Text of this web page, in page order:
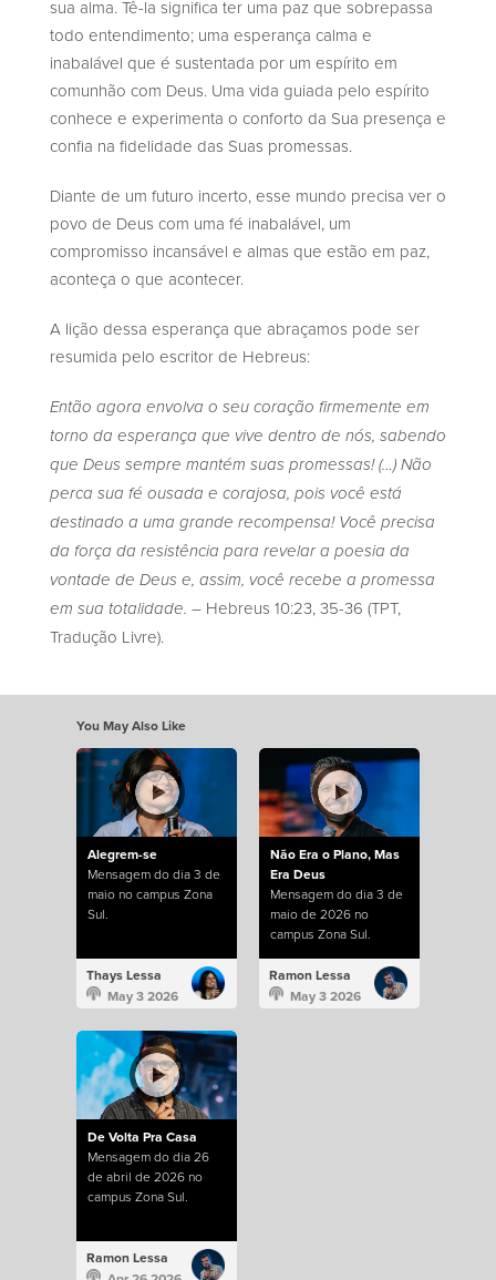
sua alma. Tê-la significa ter uma paz que sobrepassa
todo entendimento; uma esperança calma e
inabalável que é sustentada por um espírito em
comunhão com Deus. Uma vida guiada pelo espírito
conhece e experimenta o conforto da Sua presença e
confia na fidelidade das Suas promessas.
Diante de um futuro incerto, esse mundo precisa ver o
povo de Deus com uma fé inabalável, um
compromisso incansável e almas que estão em paz,
aconteça o que acontecer.
A lição dessa esperança que abraçamos pode ser
resumida pelo escritor de Hebreus:
Então agora envolva o seu coração firmemente em
torno da esperança que vive dentro de nós, sabendo
que Deus sempre mantém suas promessas! (…) Não
perca sua fé ousada e corajosa, pois você está
destinado a uma grande recompensa! Você precisa
da força da resistência para revelar a poesia da
vontade de Deus e, assim, você recebe a promessa
em sua totalidade. – Hebreus 10:23, 35-36 (TPT,
Tradução Livre).
You May Also Like
Alegrem-se
Mensagem do dia 3 de
maio no campus Zona
Sul.
Thays Lessa
May 3 2026
Não Era o Plano, Mas
Era Deus
Mensagem do dia 3 de
maio de 2026 no
campus Zona Sul.
Ramon Lessa
May 3 2026
De Volta Pra Casa
Mensagem do dia 26
de abril de 2026 no
campus Zona Sul.
Ramon Lessa